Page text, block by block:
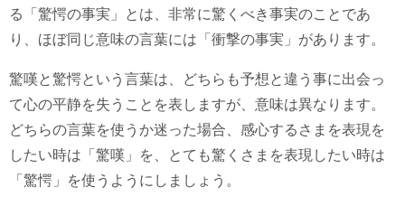
る「驚愕の事実」とは、非常に驚くべき事実のことであ
り、ほぼ同じ意味の言葉には「衝撃の事実」があります。
驚嘆と驚愕という言葉は、どちらも予想と違う事に出会っ
て心の平静を失うことを表しますが、意味は異なります。
どちらの言葉を使うか迷った場合、感心するさまを表現を
したい時は「驚嘆」を、とても驚くさまを表現したい時は
「驚愕」を使うようにしましょう。